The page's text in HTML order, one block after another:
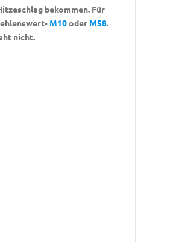
bekommen. Für
M10oder M58.
nicht.